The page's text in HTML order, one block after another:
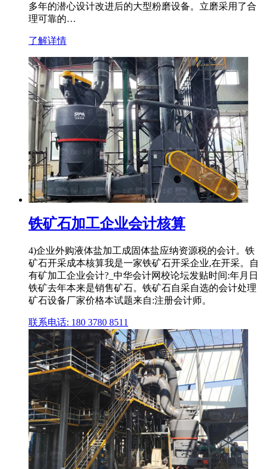
多年的潜心设计改进后的大型粉磨设备。立磨采用了合
理可靠的…
了解详情
铁矿石加工企业会计核算
4)企业外购液体盐加工成固体盐应纳资源税的会计。铁
矿石开采成本核算我是一家铁矿石开采企业,在开采。自
有矿加工企业会计?_中华会计网校论坛发贴时间:年月日
铁矿去年本来是销售矿石。铁矿石自采自选的会计处理
矿石设备厂家价格本试题来自:注册会计师。
联系电话: 180 3780 8511